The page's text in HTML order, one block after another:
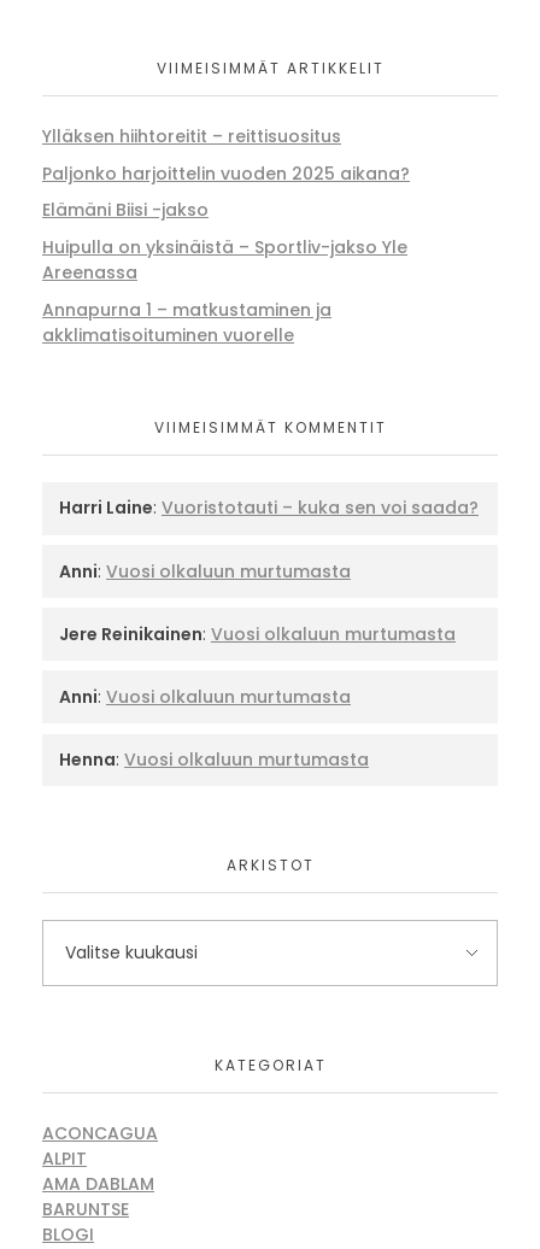
VIIMEISIMMÄT ARTIKKELIT
Ylläksen hiihtoreitit – reittisuositus
Paljonko harjoittelin vuoden 2025 aikana?
Elämäni Biisi -jakso
Huipulla on yksinäistä – Sportliv-jakso Yle
Areenassa
Annapurna 1 – matkustaminen ja
akklimatisoituminen vuorelle
VIIMEISIMMÄT KOMMENTIT
Harri Laine: Vuoristotauti – kuka sen voi saada?
Anni: Vuosi olkaluun murtumasta
Jere Reinikainen: Vuosi olkaluun murtumasta
Anni: Vuosi olkaluun murtumasta
Henna: Vuosi olkaluun murtumasta
ARKISTOT
KATEGORIAT
ACONCAGUA
ALPIT
AMA DABLAM
BARUNTSE
BLOGI